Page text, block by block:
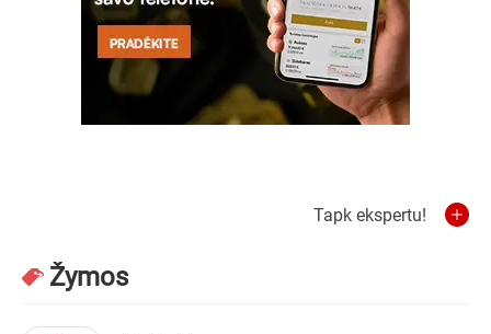
Tapk ekspertu!
Žymos